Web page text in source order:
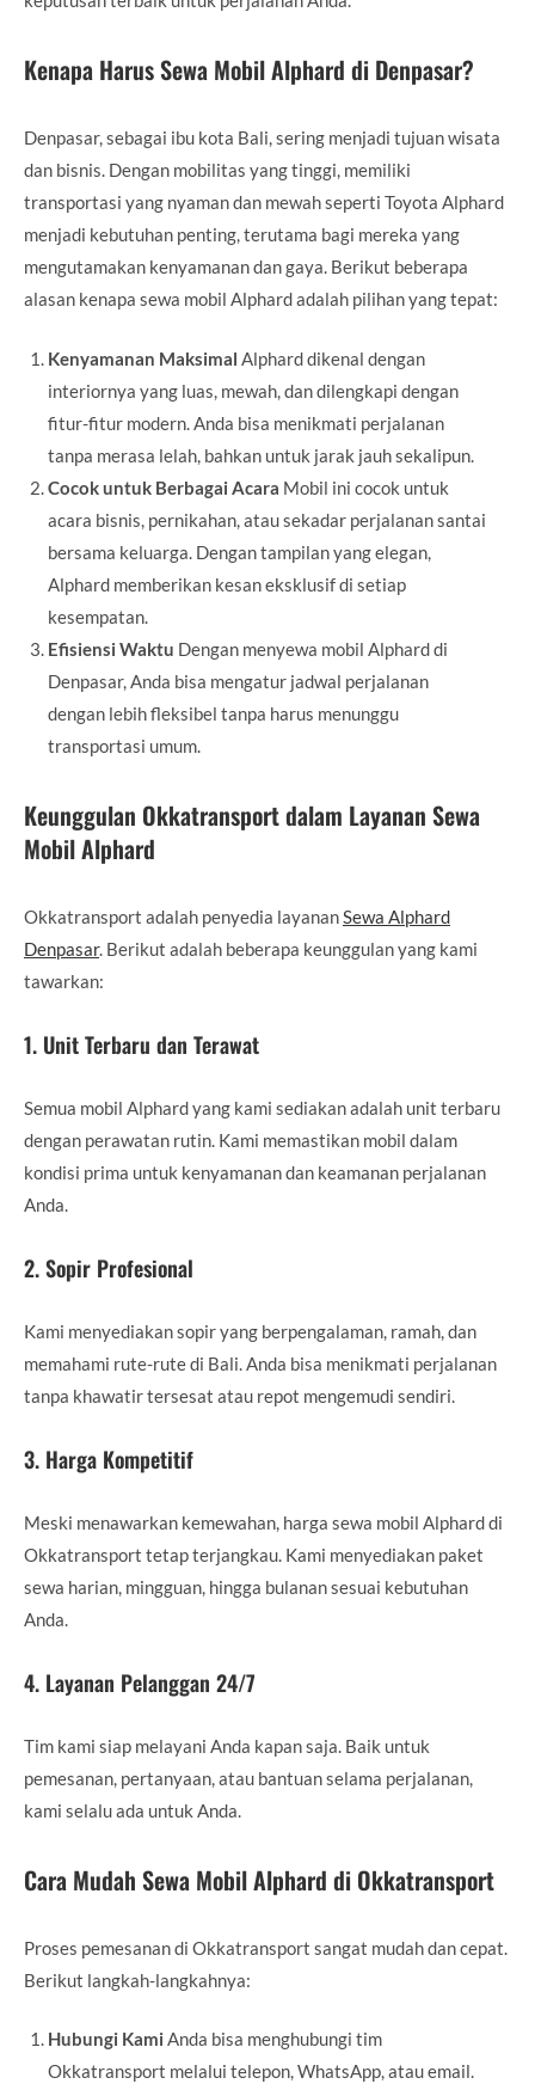
Kenapa Harus Sewa Mobil Alphard di Denpasar?
Denpasar, sebagai ibu kota Bali, sering menjadi tujuan wisata
dan bisnis. Dengan mobilitas yang tinggi, memiliki
transportasi yang nyaman dan mewah seperti Toyota Alphard
menjadi kebutuhan penting, terutama bagi mereka yang
mengutamakan kenyamanan dan gaya. Berikut beberapa
alasan kenapa sewa mobil Alphard adalah pilihan yang tepat:
Kenyamanan Maksimal Alphard dikenal dengan
interiornya yang luas, mewah, dan dilengkapi dengan
fitur-fitur modern. Anda bisa menikmati perjalanan
tanpa merasa lelah, bahkan untuk jarak jauh sekalipun.
Cocok untuk Berbagai Acara Mobil ini cocok untuk
acara bisnis, pernikahan, atau sekadar perjalanan santai
bersama keluarga. Dengan tampilan yang elegan,
Alphard memberikan kesan eksklusif di setiap
kesempatan.
Efisiensi Waktu Dengan menyewa mobil Alphard di
Denpasar, Anda bisa mengatur jadwal perjalanan
dengan lebih fleksibel tanpa harus menunggu
transportasi umum.
Keunggulan Okkatransport dalam Layanan Sewa
Mobil Alphard
Okkatransport adalah penyedia layananSewa Alphard
Denpasar. Berikut adalah beberapa keunggulan yang kami
tawarkan:
1. Unit Terbaru dan Terawat
Semua mobil Alphard yang kami sediakan adalah unit terbaru
dengan perawatan rutin. Kami memastikan mobil dalam
kondisi prima untuk kenyamanan dan keamanan perjalanan
Anda.
2.Sopir Profesional
Kami menyediakan sopir yang berpengalaman, ramah, dan
memahami rute-rute di Bali. Anda bisa menikmati perjalanan
tanpa khawatir tersesat atau repot mengemudi sendiri.
3. Harga Kompetitif
Meski menawarkan kemewahan, harga sewa mobil Alphard di
Okkatransport tetap terjangkau. Kami menyediakan paket
sewa harian, mingguan, hingga bulanan sesuai kebutuhan
Anda.
4. Layanan Pelanggan 24/7
Tim kami siap melayani Anda kapan saja. Baik untuk
pemesanan, pertanyaan, atau bantuan selama perjalanan,
kami selalu ada untuk Anda.
Cara Mudah Sewa Mobil Alphard di Okkatransport
Proses pemesanan di Okkatransport sangat mudah dan cepat.
Berikut langkah-langkahnya:
Hubungi Kami Anda bisa menghubungi tim
Okkatransport melalui telepon, WhatsApp, atau email.